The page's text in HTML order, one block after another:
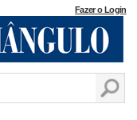
Fazer o Login